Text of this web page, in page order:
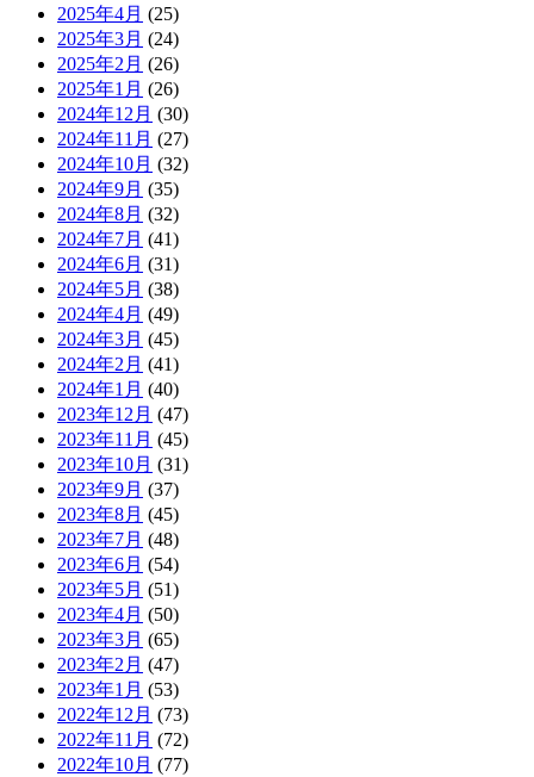
2025年4月 (25)
2025年3月 (24)
2025年2月 (26)
2025年1月 (26)
2024年12月 (30)
2024年11月 (27)
2024年10月 (32)
2024年9月 (35)
2024年8月 (32)
2024年7月 (41)
2024年6月 (31)
2024年5月 (38)
2024年4月 (49)
2024年3月 (45)
2024年2月 (41)
2024年1月 (40)
2023年12月 (47)
2023年11月 (45)
2023年10月 (31)
2023年9月 (37)
2023年8月 (45)
2023年7月 (48)
2023年6月 (54)
2023年5月 (51)
2023年4月 (50)
2023年3月 (65)
2023年2月 (47)
2023年1月 (53)
2022年12月 (73)
2022年11月 (72)
2022年10月 (77)